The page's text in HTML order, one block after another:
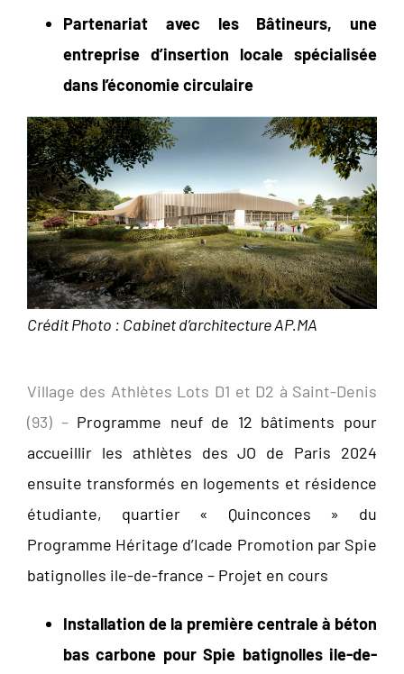
Partenariat avec les Bâtineurs, une
entreprise d’insertion locale spécialisée
dans l’économie circulaire
Crédit Photo : Cabinet d’architecture AP.MA
Village des Athlètes Lots D1 et D2 à Saint-Denis
(93) –Programme neuf de 12 bâtiments pour
accueillir les athlètes des JO de Paris 2024
ensuite transformés en logements et résidence
étudiante, quartier « Quinconces » du
Programme Héritage d’Icade Promotion par Spie
batignolles ile-de-france – Projet en cours
Installation de la première centrale à béton
bas carbone pour Spie batignolles ile-de-